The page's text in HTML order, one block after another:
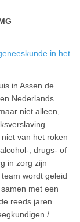
in het
in Assen de
Nederlands
niet alleen,
van het roken
, drugs- of
in zorg zijn
wordt geleid
met een
reeds jaren
/